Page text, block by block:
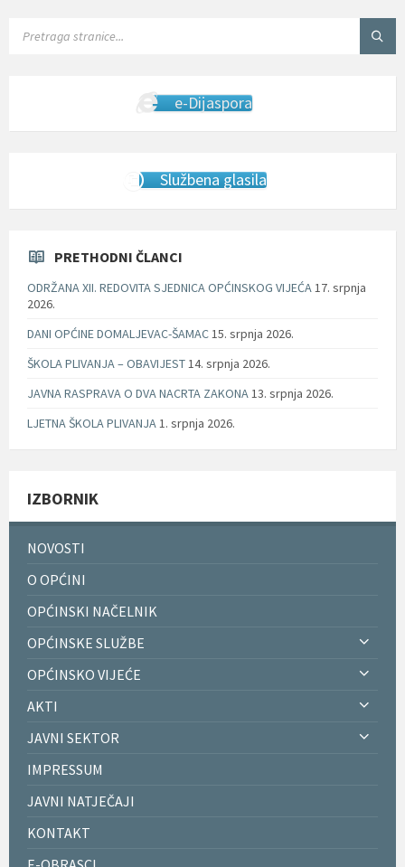
e-Dijaspora
Službena glasila
PRETHODNI ČLANCI
ODRŽANA XII. REDOVITA SJEDNICA OPĆINSKOG VIJEĆA17. srpnja
2026.
DANI OPĆINE DOMALJEVAC-ŠAMAC15. srpnja 2026.
ŠKOLA PLIVANJA – OBAVIJEST14. srpnja 2026.
JAVNA RASPRAVA O DVA NACRTA ZAKONA13. srpnja 2026.
LJETNA ŠKOLA PLIVANJA1. srpnja 2026.
IZBORNIK
NOVOSTI
O OPĆINI
OPĆINSKI NAČELNIK
OPĆINSKE SLUŽBE
OPĆINSKO VIJEĆE
AKTI
JAVNI SEKTOR
IMPRESSUM
JAVNI NATJEČAJI
KONTAKT